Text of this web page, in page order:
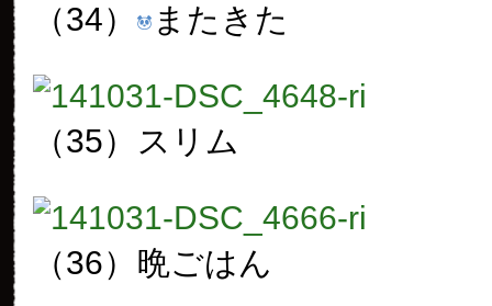
（34） またきた
（35） スリム
（36） 晩ごはん